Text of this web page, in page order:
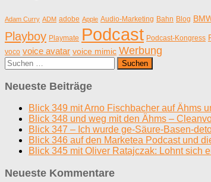
Adam Curry ADM adobe Apple Audio-Marketing Bahn Blog
Playboy Playmate Podcast Podcast-Kongress
voco voice avatar voice mimic Werbung
Suchen
nach:
Neueste Beiträge
Blick 349 mit Arno Fischbacher auf Ähms
Blick 348 und weg mit den Ähms –
Blick 347 – Ich wurde ge-Säure-Basen-
Blick 346 auf den Marketea Podcast und
Blick 345 mit Oliver Ratajczak: Lohnt sich
Neueste Kommentare